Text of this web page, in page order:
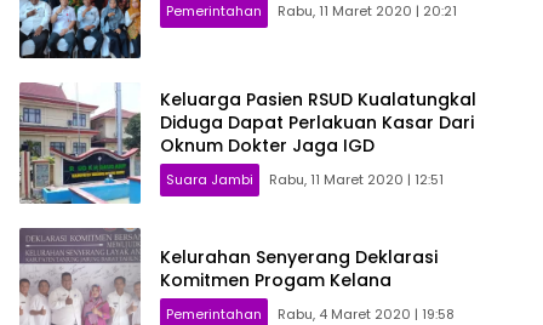
Pemerintahan Rabu, 11 Maret 2020 | 20:21
Keluarga Pasien RSUD Kualatungkal
Diduga Dapat Perlakuan Kasar Dari
Oknum Dokter Jaga IGD
Suara Jambi Rabu, 11 Maret 2020 | 12:51
Kelurahan Senyerang Deklarasi
Komitmen Progam Kelana
Pemerintahan Rabu, 4 Maret 2020 | 19:58